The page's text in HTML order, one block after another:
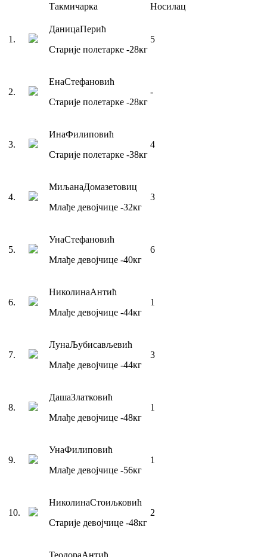
Такмичарка Носилац
1 .
ДаницаПерић
Старије полетарке -28кг
5
2.
ЕнаСтефановић
Старије полетарке -28кг
-
3.
ИнаФилиповић
Старије полетарке -38кг
4
4.
МиљанаДомазетовиц
Млађе девојчице -32кг
3
5.
УнаСтефановић
Млађе девојчице -40кг
6
6.
НиколинаАнтић
Млађе девојчице -44кг
1
7.
ЛунаЉубисављевић
Млађе девојчице -44кг
3
8.
ДашаЗлатковић
Млађе девојчице -48кг
1
9.
УнаФилиповић
Млађе девојчице -56кг
1
10.
НиколинаСтоиљковић
Старије девојчице -48кг
2
ТеодораАнтић